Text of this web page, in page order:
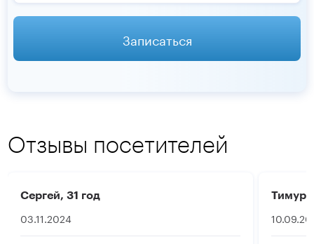
Записаться
Отзывы посетителей
Сергей, 31 год
03.11.2024
Тимур,